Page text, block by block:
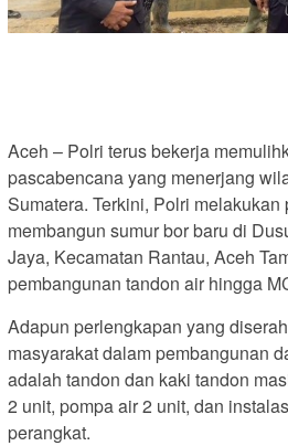
Aceh – Polri terus bekerja
pascabencana yang menerjang
Sumatera. Terkini, Polri
membangun sumur bor baru di
Jaya, Kecamatan Rantau, Aceh
pembangunan tandon air hingga
Adapun perlengkapan yang
masyarakat dalam pembangunan
adalah tandon dan kaki tandon
2 unit, pompa air 2 unit, dan
perangkat.